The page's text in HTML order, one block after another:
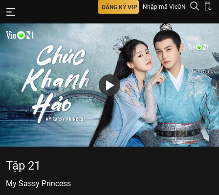
ĐĂNG KÝ VIP Nhập mã VieON
Tập 21
My Sassy Princess